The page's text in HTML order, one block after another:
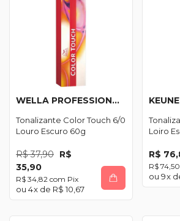
WELLA PROFESSIONALS
Tonalizante Color Touch 6/0
Louro Escuro 60g
R$ 37,90 R$
35,90
R$ 34,82 com Pix
4x de R$ 10,67
KEUNE
Loiro
R$
R$ 74,50
9x